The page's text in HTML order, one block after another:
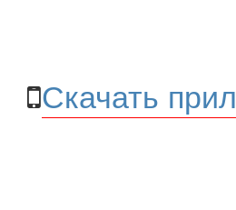
Скачать